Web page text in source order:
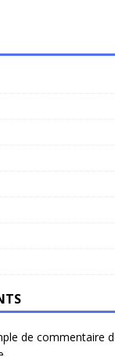
de commentaire